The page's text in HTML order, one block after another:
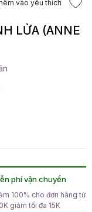
vào yêu thích
LỬA (ANNE
phí vận chuyển
100% cho đơn hàng từ
giảm tối đa 15K